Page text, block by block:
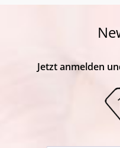
Jetzt anmelden